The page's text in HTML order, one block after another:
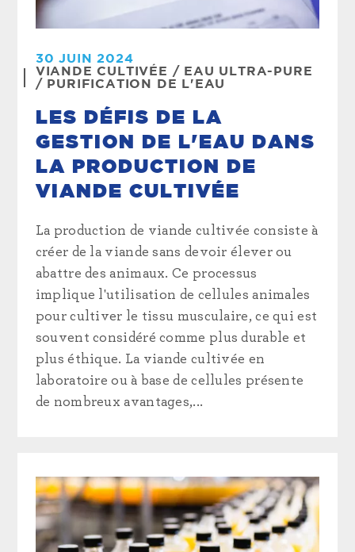
30 JUIN 2024
VIANDE CULTIVÉE / EAU ULTRA-PURE
/ PURIFICATION DE L'EAU
LES DÉFIS DE LA
GESTION DE L'EAU DANS
LA PRODUCTION DE
VIANDE CULTIVÉE
La production de viande cultivée consiste à
créer de la viande sans devoir élever ou
abattre des animaux. Ce processus
implique l'utilisation de cellules animales
pour cultiver le tissu musculaire, ce qui est
souvent considéré comme plus durable et
plus éthique. La viande cultivée en
laboratoire ou à base de cellules présente
de nombreux avantages,...